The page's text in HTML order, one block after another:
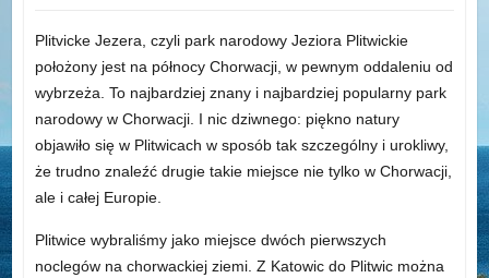
Plitvicke Jezera, czyli park narodowy Jeziora Plitwickie
położony jest na północy Chorwacji, w pewnym oddaleniu od
wybrzeża. To najbardziej znany i najbardziej popularny park
narodowy w Chorwacji. I nic dziwnego: piękno natury
objawiło się w Plitwicach w sposób tak szczególny i urokliwy,
że trudno znaleźć drugie takie miejsce nie tylko w Chorwacji,
ale i całej Europie.
Plitwice wybraliśmy jako miejsce dwóch pierwszych
noclegów na chorwackiej ziemi. Z Katowic do Plitwic można